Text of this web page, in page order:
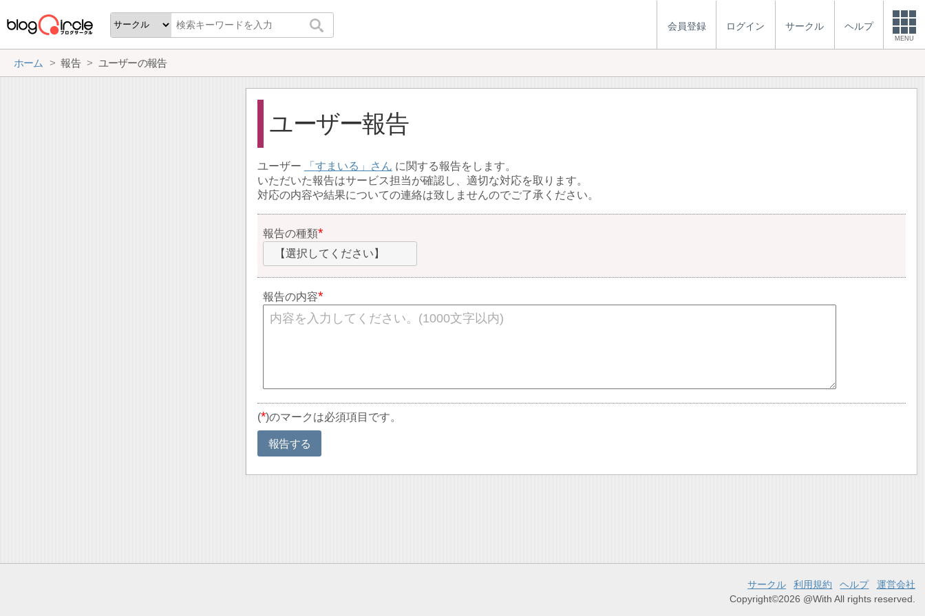
会員登録 ログイン サークル ヘルプ
MENU
ホーム 報告 ユーザーの報告
ユーザー報告
ユーザー すまいる
に関する報告をします。
いただいた報告はサービス担当が確認し、適切な対応を取ります。
対応の内容や結果についての連絡は致しませんのでご了承ください。
報告の種類
【選択してください】
報告の内容
(*)のマークは必須項目です。
報告する
サークル 利用規約 ヘルプ
運営会社
Copyright©2026 @With All rights reserved.